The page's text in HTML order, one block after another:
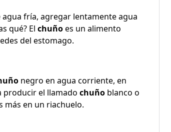
fría, agregar lentamente agua
qué? El chuñoes un alimento
del estomago.
negro en agua corriente, en
producir el llamado chuño blanco o
más en un riachuelo.